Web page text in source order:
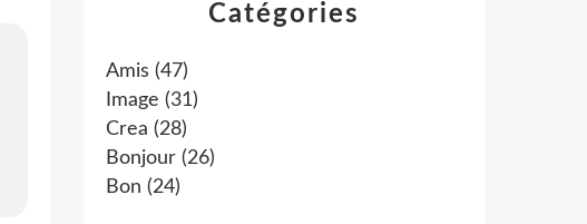
Catégories
Amis (47)
Image (31)
Crea (28)
Bonjour (26)
Bon (24)